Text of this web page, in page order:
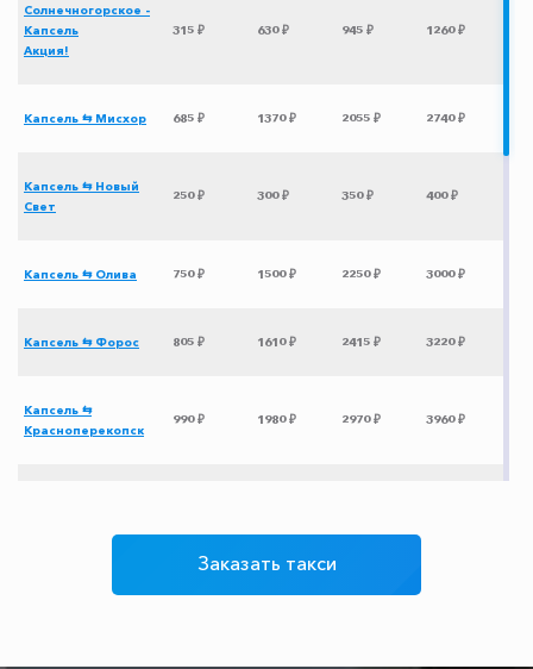
Солнечногорское -
Капсель
Акция!
315 ₽ 630 ₽ 945 ₽ 1260 ₽
Капсель ⇆ Мисхор 685 ₽ 1370 ₽ 2055 ₽ 2740 ₽
Капсель ⇆ Новый
Свет
250 ₽ 300 ₽ 350 ₽ 400 ₽
Капсель ⇆ Олива 750 ₽ 1500 ₽ 2250 ₽ 3000 ₽
Капсель ⇆ Форос 805 ₽ 1610 ₽ 2415 ₽ 3220 ₽
Капсель ⇆
Красноперекопск
990 ₽ 1980 ₽ 2970 ₽ 3960 ₽
3315 ₽ 6630 ₽
350 ₽ 400 ₽ 500 ₽ 600 ₽
Заказать такси